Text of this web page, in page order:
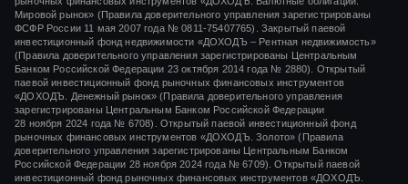
Мировой рынок» (Правила доверительного управления зарегистрированы
ФСФР России 11 мая 2007 года № 0811-75407765).
Закрытый паевой
инвестиционный фонд недвижимости «ДОХОДЪ – Рентная недвижимость»
(Правила доверительного управления зарегистрированы Центральным
Банком Российской Федерации 23 октября 2014 года № 2880).
Открытый
паевой инвестиционный фонд рыночных финансовых инструментов
«ДОХОДЪ. Денежный рынок» (Правила доверительного управления
зарегистрированы Центральным Банком Российской Федерации
28 ноября 2024 года № 6708).
Открытый паевой инвестиционный фонд
рыночных финансовых инструментов «ДОХОДЪ. Золото» (Правила
доверительного управления зарегистрированы Центральным Банком
Российской Федерации 28 ноября 2024 года№ 6709). Открытый паевой
инвестиционный фонд рыночных финансовых инструментов «ДОХОДЪ.